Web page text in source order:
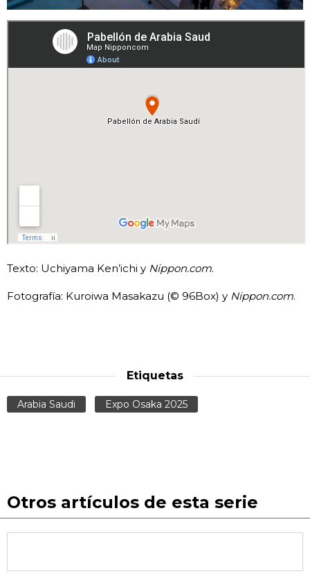
Texto: Uchiyama Ken’ichi y Nippon.com.
Fotografía: Kuroiwa Masakazu (© 96Box) y Nippon.com.
Etiquetas
Arabia Saudi Expo Osaka 2025
Otros artículos de esta serie